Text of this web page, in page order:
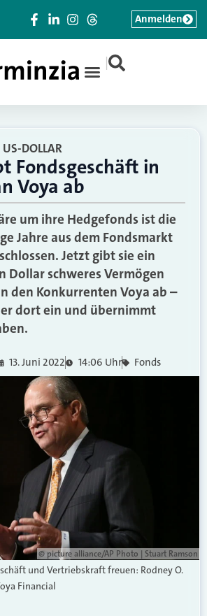
|
Anmelden
DOLLAR
Fondsgeschäft in
Voya ab
um ihre Hedgefonds ist die
Jahre aus dem Fondsmarkt
Jetzt gibt sie ein
Dollar schweres Vermögen
den Konkurrenten Voya ab –
dort ein und übernimmt
13. Juni 2022 14:06 Uhr Fonds
© picture alliance/AP Photo | Stuart Ramson
und Vertriebskraft freuen: Rodney O.
Financial